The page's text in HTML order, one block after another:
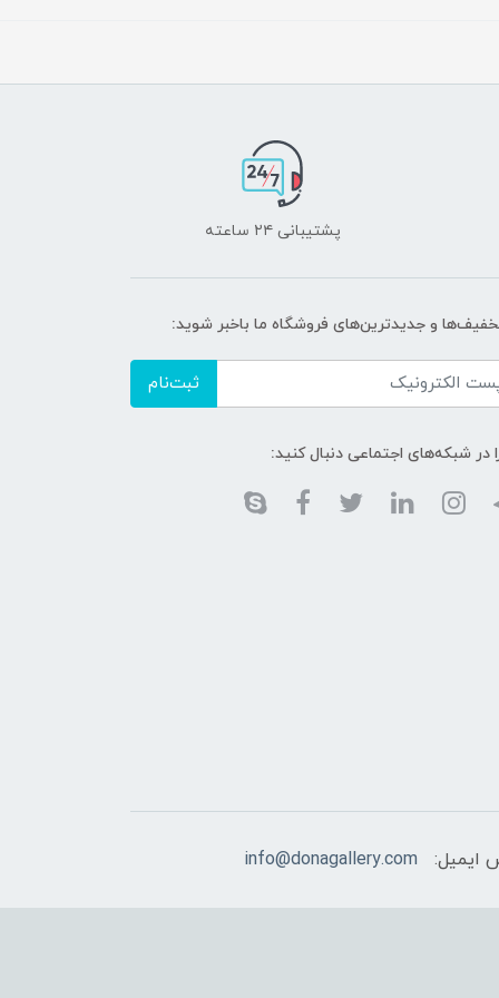
پشتیبانی ۲۴ ساعته
و جدیدترین‌های فروشگاه ما باخبر شوید:
ثبت‌نام
در شبکه‌های اجتماعی دنبال کنید:
ایمیل: info@donagallery.com